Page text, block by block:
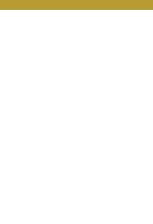
comentarios veo